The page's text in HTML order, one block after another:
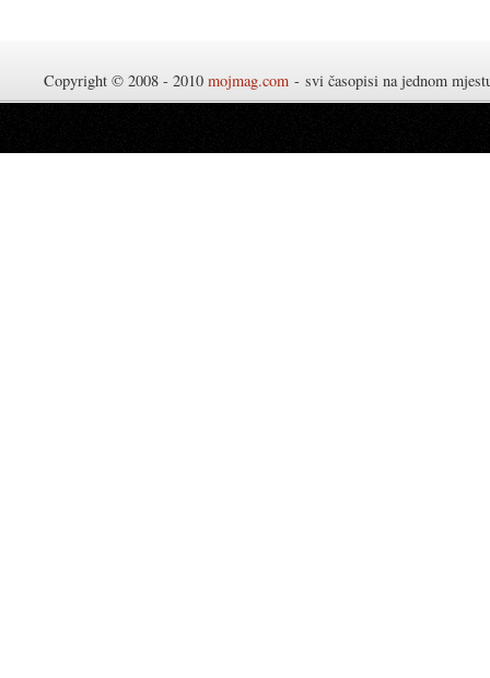
Copyright © 2008 - 2010 mojmag.com - svi časopisi na jednom